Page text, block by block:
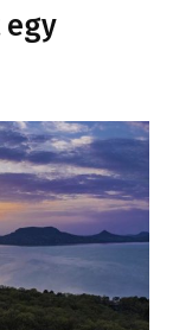
egy